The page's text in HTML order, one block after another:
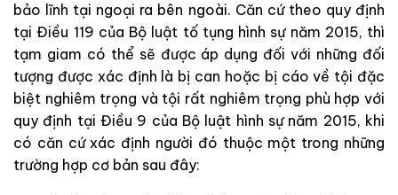
bảo lĩnh tại ngoại ra bên ngoài. Căn cứ theo quy định
tại Điều 119 của Bộ luật tố tụng hình sự năm 2015, thì
tạm giam có thể sẽ được áp dụng đối với những đối
tượng được xác định là bị can hoặc bị cáo về tội đặc
biệt nghiêm trọng và tội rất nghiêm trọng phù hợp với
quy định tại Điều 9 của Bộ luật hình sự năm 2015, khi
có căn cứ xác định người đó thuộc một trong những
trường hợp cơ bản sau đây: